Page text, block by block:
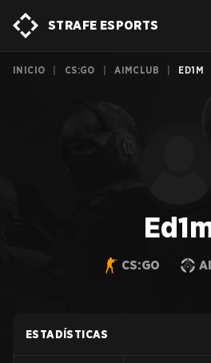
STRAFE ESPORTS
INICIO CS:GO AIMCLUB ED1M
CS:GO
ESTADÍSTICAS